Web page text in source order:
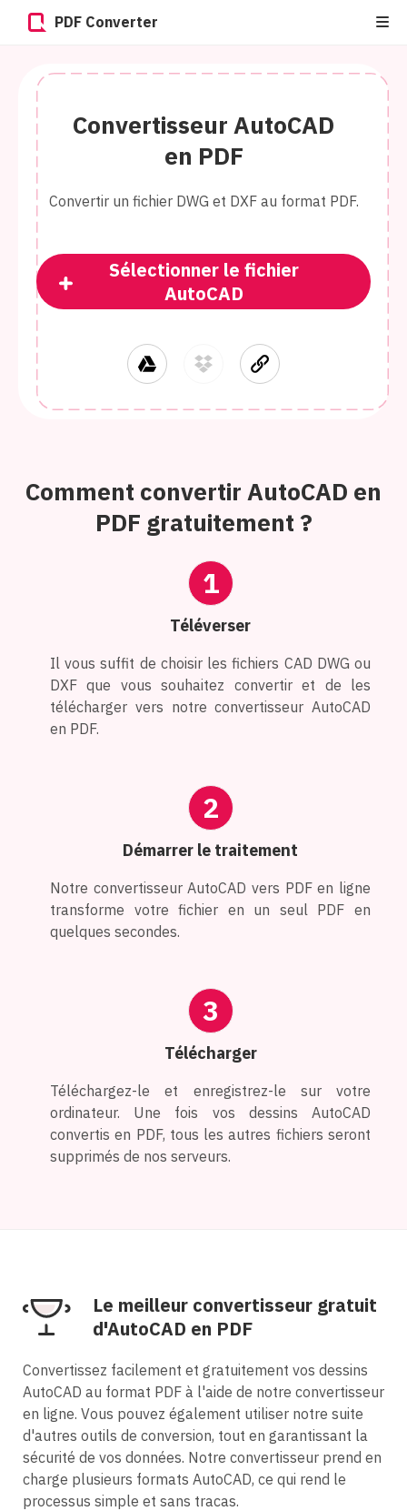
PDF Converter
Convertisseur AutoCAD
en PDF
Convertir un fichier DWG et DXF au format PDF.
Sélectionner le fichier
AutoCAD
Comment convertir AutoCAD en
PDF gratuitement ?
1
Téléverser
Il vous suffit de choisir les fichiers CAD DWG ou
DXF que vous souhaitez convertir et de les
télécharger vers notre convertisseur AutoCAD
en PDF.
2
Démarrer le traitement
Notre convertisseur AutoCAD vers PDF en ligne
transforme votre fichier en un seul PDF en
quelques secondes.
3
Télécharger
Téléchargez-le et enregistrez-le sur votre
ordinateur. Une fois vos dessins AutoCAD
convertis en PDF, tous les autres fichiers seront
supprimés de nos serveurs.
Le meilleur convertisseur gratuit
d'AutoCAD en PDF
Convertissez facilement et gratuitement vos dessins
AutoCAD au format PDF à l'aide de notre convertisseur
en ligne. Vous pouvez également utiliser notre suite
d'autres outils de conversion, tout en garantissant la
sécurité de vos données. Notre convertisseur prend en
charge plusieurs formats AutoCAD, ce qui rend le
processus simple et sans tracas.